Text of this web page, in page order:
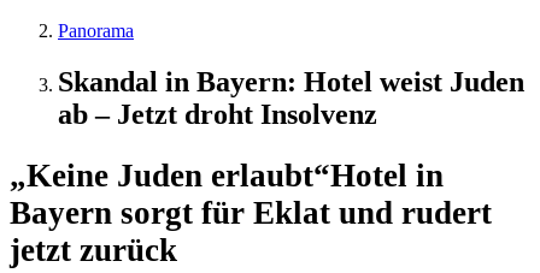
Panorama
Skandal in Bayern: Hotel weist Juden
ab – Jetzt droht Insolvenz
„Keine Juden erlaubt“Hotel in
Bayern sorgt für Eklat und rudert
jetzt zurück